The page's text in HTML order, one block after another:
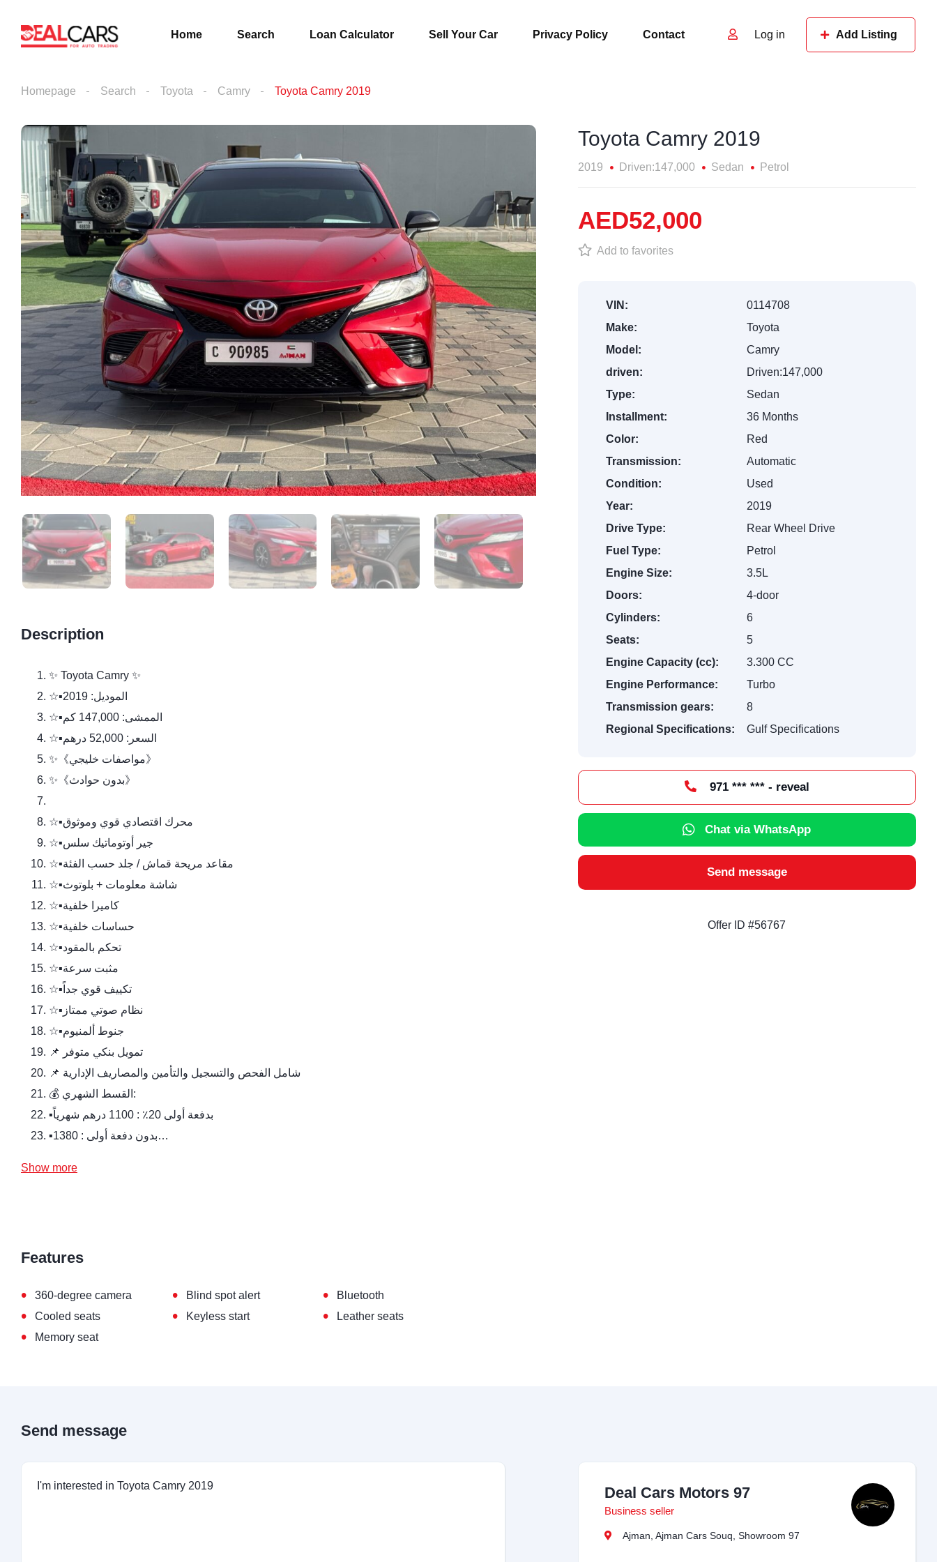
Home Search Loan Calculator Sell Your Car Privacy Policy Contact Log in Add Listing
Homepage Search Toyota Camry Toyota Camry 2019
Description
✨️ Toyota Camry ✨️
☆▪️︎الموديل: 2019
☆▪️︎الممشى: 147,000 كم
☆▪️︎السعر: 52,000 درهم
✨️《مواصفات خليجي》
✨️《بدون حوادث》
☆▪️︎محرك اقتصادي قوي وموثوق
☆▪️︎جير أوتوماتيك سلس
☆▪️︎مقاعد مريحة قماش / جلد حسب الفئة
☆▪️︎شاشة معلومات + بلوتوث
☆▪️︎كاميرا خلفية
☆▪️︎حساسات خلفية
☆▪️︎تحكم بالمقود
☆▪️︎مثبت سرعة
☆▪️︎تكييف قوي جداً
☆▪️︎نظام صوتي ممتاز
☆▪️︎جنوط ألمنيوم
📌 تمويل بنكي متوفر
📌 شامل الفحص والتسجيل والتأمين والمصاريف الإدارية
💰 القسط الشهري:
▪️︎بدفعة أولى 20٪ : 1100 درهم شهرياً
▪️︎بدون دفعة أولى : 1380…
Show more
Features
• 360-degree camera • Blind spot alert • Bluetooth
• Cooled seats • Keyless start • Leather seats
• Memory seat
Toyota Camry 2019
2019 Driven:147,000 Sedan Petrol
AED52,000
Add to favorites
VIN:
0114708
Make:
Toyota
Model:
Camry
driven:
Driven:147,000
Type:
Sedan
Installment:
36 Months
Color:
Red
Transmission:
Automatic
Condition:
Used
Year:
2019
Drive Type:
Rear Wheel Drive
Fuel Type:
Petrol
Engine Size:
3.5L
Doors:
4-door
Cylinders:
6
Seats:
5
Engine Capacity (cc):
3.300 CC
Engine Performance:
Turbo
Transmission gears:
8
Regional Specifications:
Gulf Specifications
971 *** *** - reveal
Chat via WhatsApp
Send message
Offer ID #56767
Send message
Deal Cars Motors 97
Business seller
Ajman, Ajman Cars Souq, Showroom 97